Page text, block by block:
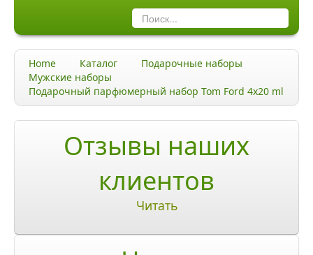
Качество и гарантии
Акции и скидки
Акции и скидки
Home Каталог
Подарочные наборы
Мужские наборы
Подарочный парфюмерный набор Tom Ford 4х20 ml
Отзывы наших
клиентов
Читать